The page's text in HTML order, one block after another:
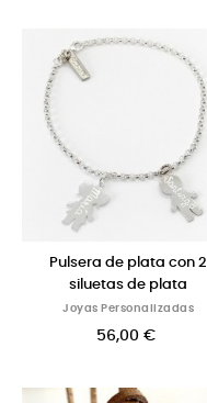
Pulsera de plata con 2
siluetas de plata
Joyas Personalizadas
56,00 €